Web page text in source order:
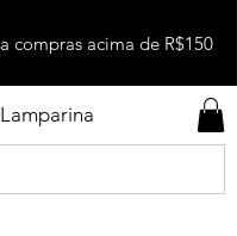
Lamparina
compras acima de R$150